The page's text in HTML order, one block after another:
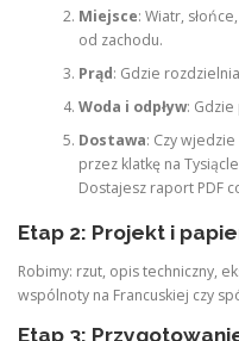
Miejsce: Wiatr,
od zachodu.
Prąd: Gdzie
Woda i odpływ: Gdzie
Dostawa: Czy
przez klatkę na
Dostajesz raport PDF
Etap 2: Projekt i
Robimy: rzut, opis techniczny,
wspólnoty na Francuskiej czy
Etap 3: